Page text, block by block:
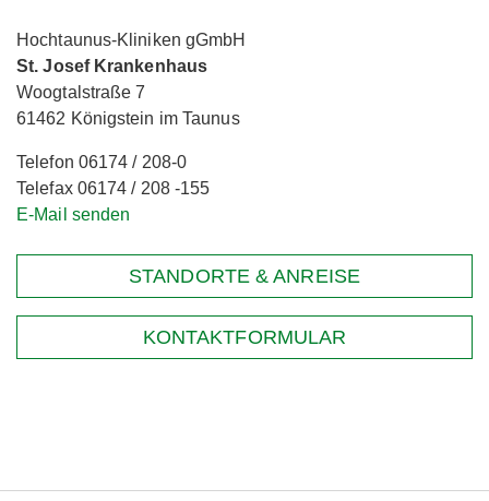
Hochtaunus-Kliniken gGmbH
St. Josef Krankenhaus
Woogtalstraße 7
61462 Königstein im Taunus
Telefon 06174 / 208-0
Telefax 06174 / 208 -155
E-Mail senden
STANDORTE & ANREISE
KONTAKTFORMULAR